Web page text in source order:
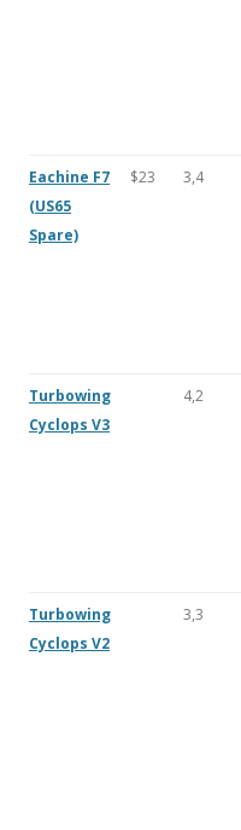
Eachine F7
(US65
Spare)
$23 3,4
Turbowing
Cyclops V3
4,2
Turbowing
Cyclops V2
3,3